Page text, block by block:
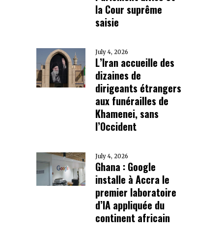
la Cour suprême
saisie
July 4, 2026
L’Iran accueille des
dizaines de
dirigeants étrangers
aux funérailles de
Khamenei, sans
l’Occident
July 4, 2026
Ghana : Google
installe à Accra le
premier laboratoire
d’IA appliquée du
continent africain